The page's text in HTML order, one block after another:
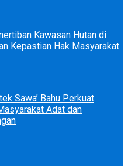
Kawasan Hutan di
Kepastian Hak Masyarakat
Sawa’ Bahu Perkuat
Adat dan